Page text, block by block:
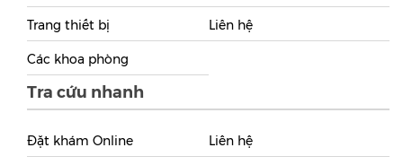
Trang thiết bị
Các khoa phòng
Liên hệ
Tra cứu nhanh
Đặt khám Online Liên hệ